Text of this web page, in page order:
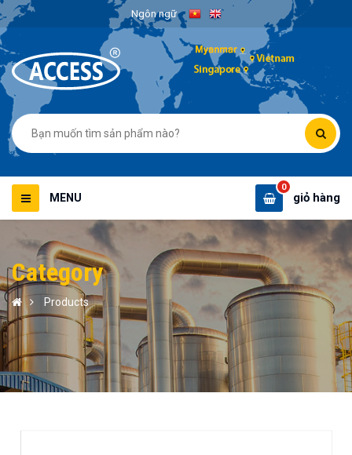
Ngôn ngữ
MENU giỏ hàng
0
Category
Products